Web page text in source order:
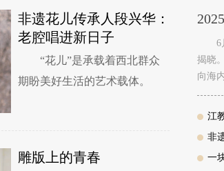
非遗花儿传承人段兴华：
老腔唱进新日子
“花儿”是承载着西北群众
期盼美好生活的艺术载体。
雕版上的青春
6
揭晓
向海
江
非
一